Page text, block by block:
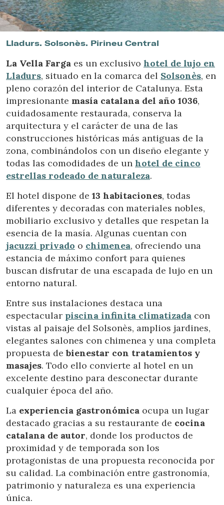
Ubicación/nombre del hotel
Lladurs. Solsonès. Pirineu Central
La Vella Farga es un exclusivo hotel de lujo en
Lladurs, situado en la comarca del Solsonès, en
pleno corazón del interior de Catalunya. Esta
impresionante masía catalana del año 1036,
cuidadosamente restaurada, conserva la
arquitectura y el carácter de una de las
construcciones históricas más antiguas de la
zona, combinándolos con un diseño elegante y
todas las comodidades de un hotel de cinco
estrellas rodeado de naturaleza.
El hotel dispone de 13 habitaciones, todas
diferentes y decoradas con materiales nobles,
mobiliario exclusivo y detalles que respetan la
esencia de la masía. Algunas cuentan con
jacuzzi privado o chimenea, ofreciendo una
estancia de máximo confort para quienes
buscan disfrutar de una escapada de lujo en un
entorno natural.
Entre sus instalaciones destaca una
espectacular piscina infinita climatizada con
vistas al paisaje del Solsonès, amplios jardines,
elegantes salones con chimenea y una completa
propuesta de bienestar con tratamientos y
masajes. Todo ello convierte al hotel en un
excelente destino para desconectar durante
cualquier época del año.
La experiencia gastronómica ocupa un lugar
destacado gracias a su restaurante de cocina
catalana de autor, donde los productos de
proximidad y de temporada son los
protagonistas de una propuesta reconocida por
su calidad. La combinación entre gastronomía,
patrimonio y naturaleza es una experiencia
única.
Modificar cookies
Técnicas y funcionales
Siempre activas
Este sitio web utiliza Cookies propias para recopilar
información con la finalidad de mejorar nuestros servicios.
Si continua navegando, supone la aceptación de la
instalación de las mismas. El usuario tiene la posibilidad
de configurar su navegador pudiendo, si así lo desea,